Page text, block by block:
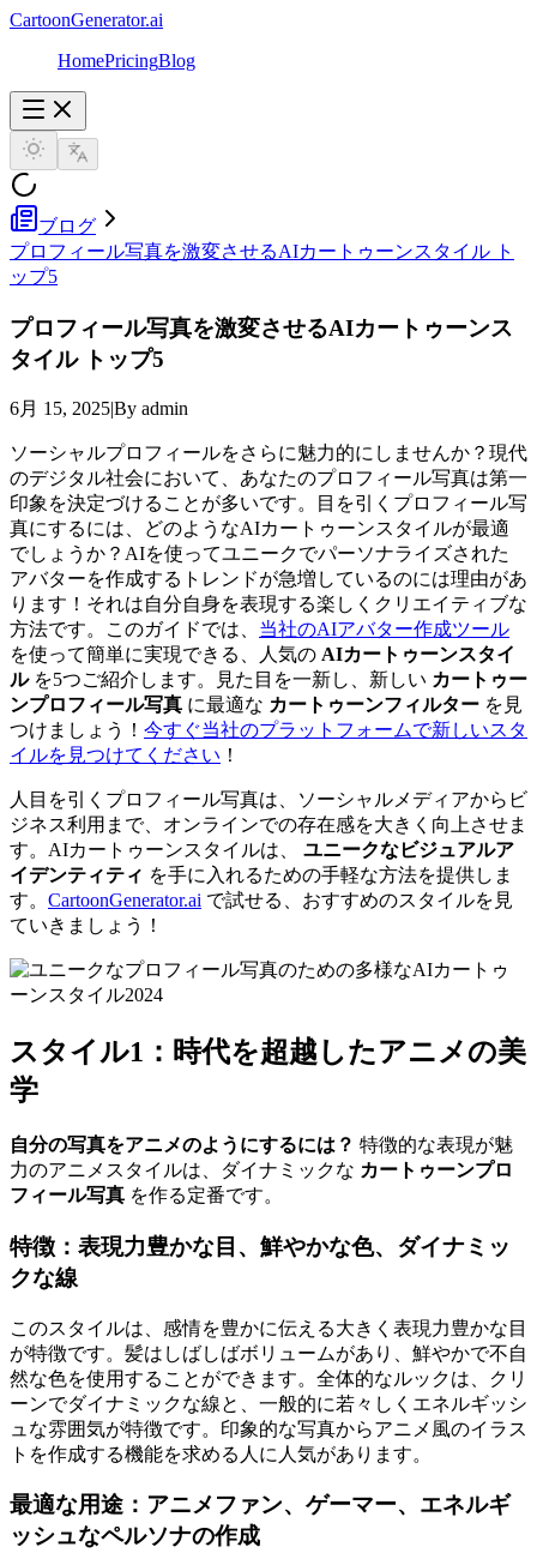
CartoonGenerator.ai
HomePricingBlog
ブログ
プロフィール写真を激変させるAIカートゥーンスタイル ト
ップ5
プロフィール写真を激変させるAIカートゥーンス
タイル トップ5
6月 15, 2025|By admin
ソーシャルプロフィールをさらに魅力的にしませんか？現代
のデジタル社会において、あなたのプロフィール写真は第一
印象を決定づけることが多いです。目を引くプロフィール写
真にするには、どのようなAIカートゥーンスタイルが最適
でしょうか？AIを使ってユニークでパーソナライズされた
アバターを作成するトレンドが急増しているのには理由があ
ります！それは自分自身を表現する楽しくクリエイティブな
方法です。このガイドでは、 当社のAIアバター作成ツール
を使って簡単に実現できる、人気の AIカートゥーンスタイ
ルを5つご紹介します。見た目を一新し、新しい カートゥー
ンプロフィール写真 に最適な カートゥーンフィルター を見
つけましょう！ 今すぐ当社のプラットフォームで新しいスタ
イルを見つけてください ！
人目を引くプロフィール写真は、ソーシャルメディアからビ
ジネス利用まで、オンラインでの存在感を大きく向上させま
す。AIカートゥーンスタイルは、 ユニークなビジュアルア
イデンティティ を手に入れるための手軽な方法を提供しま
す。 CartoonGenerator.ai で試せる、おすすめのスタイルを見
ていきましょう！
スタイル1：時代を超越したアニメの美
学
自分の写真をアニメのようにするには？ 特徴的な表現が魅
力のアニメスタイルは、ダイナミックな カートゥーンプロ
フィール写真 を作る定番です。
特徴：表現力豊かな目、鮮やかな色、ダイナミッ
クな線
このスタイルは、感情を豊かに伝える大きく表現力豊かな目
が特徴です。髪はしばしばボリュームがあり、鮮やかで不自
然な色を使用することができます。全体的なルックは、クリ
ーンでダイナミックな線と、一般的に若々しくエネルギッシ
ュな雰囲気が特徴です。印象的な写真からアニメ風のイラス
トを作成する機能を求める人に人気があります。
最適な用途：アニメファン、ゲーマー、エネルギ
ッシュなペルソナの作成